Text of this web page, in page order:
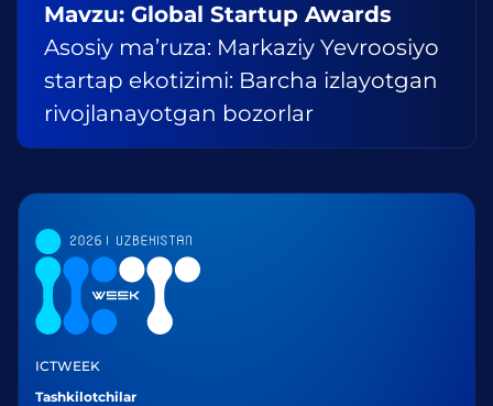
Mavzu: Global Startup Awards
Asosiy ma’ruza: Markaziy Yevroosiyo
startap ekotizimi: Barcha izlayotgan
rivojlanayotgan bozorlar
ICTWEEK
Tashkilotchilar